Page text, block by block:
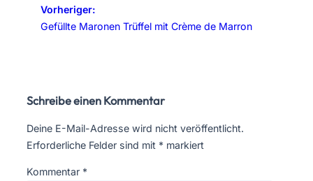
Vorheriger:
Gefüllte Maronen Trüffel mit Crème de Marron
Schreibe einen Kommentar
Deine E-Mail-Adresse wird nicht veröffentlicht.
Erforderliche Felder sind mit * markiert
Kommentar *